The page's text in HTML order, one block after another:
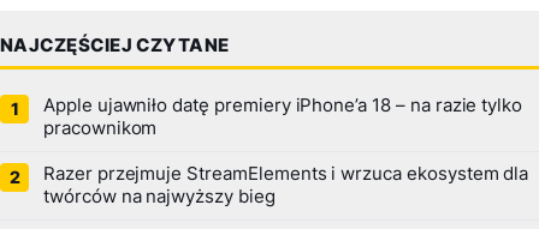
NAJCZĘŚCIEJ CZYTANE
Apple ujawniło datę premiery iPhone’a 18 – na razie tylko
pracownikom
Razer przejmuje StreamElements i wrzuca ekosystem dla
twórców na najwyższy bieg